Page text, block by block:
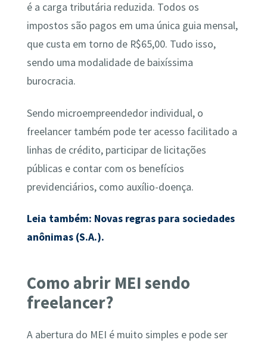
é a carga tributária reduzida. Todos os
impostos são pagos em uma única guia mensal,
que custa em torno de R$65,00. Tudo isso,
sendo uma modalidade de baixíssima
burocracia.
Sendo microempreendedor individual, o
freelancer também pode ter acesso facilitado a
linhas de crédito, participar de licitações
públicas e contar com os benefícios
previdenciários, como auxílio-doença.
Leia também: Novas regras para sociedades
anônimas (S.A.).
Como abrir MEI sendo
freelancer?
A abertura do MEI é muito simples e pode ser